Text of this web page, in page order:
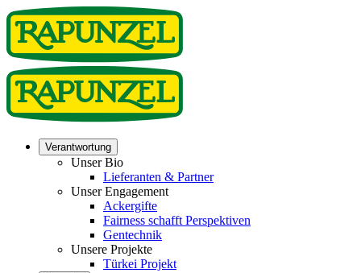
Verantwortung
Unser Bio
Lieferanten & Partner
Unser Engagement
Ackergifte
Fairness schafft Perspektiven
Gentechnik
Unsere Projekte
Türkei Projekt